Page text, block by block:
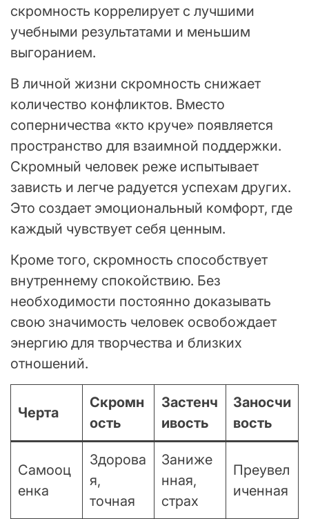
скромность коррелирует с лучшими
учебными результатами и меньшим
выгоранием.
В личной жизни скромность снижает
количество конфликтов. Вместо
соперничества «кто круче» появляется
пространство для взаимной поддержки.
Скромный человек реже испытывает
зависть и легче радуется успехам других.
Это создает эмоциональный комфорт, где
каждый чувствует себя ценным.
Кроме того, скромность способствует
внутреннему спокойствию. Без
необходимости постоянно доказывать
свою значимость человек освобождает
энергию для творчества и близких
отношений.
Черта
Скромн
ость
Застенч
ивость
Заносчи
вость
Самооц
енка
Здорова
я,
точная
Заниже
нная,
страх
Преувел
иченная